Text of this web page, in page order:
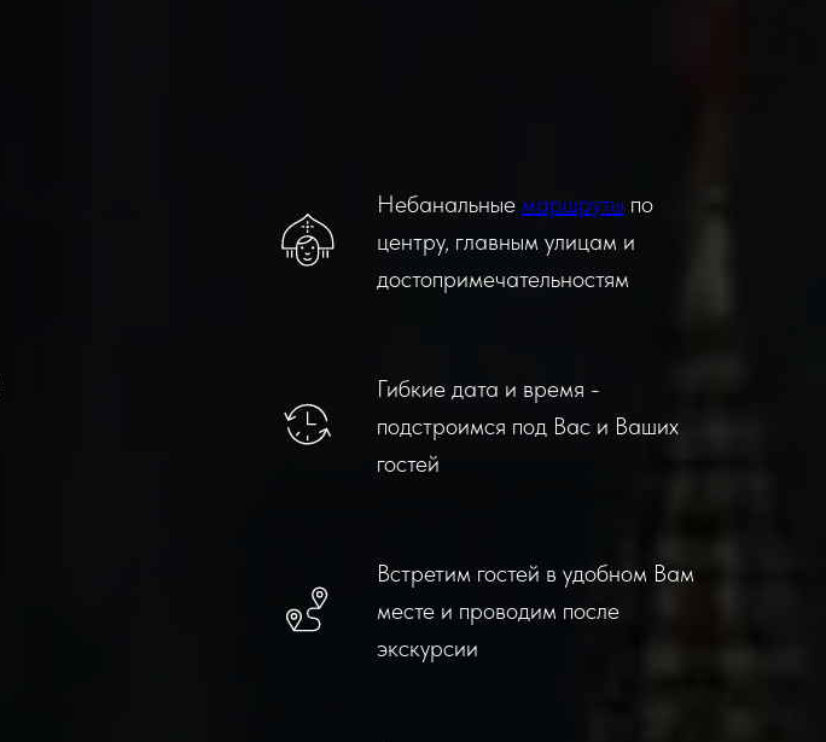
Небанальные маршруты по
центру, главным улицам и
достопримечательностям
Гибкие дата и время -
подстроимся под Вас и Ваших
гостей
Встретим гостей в удобном Вам
месте и проводим после
экскурсии